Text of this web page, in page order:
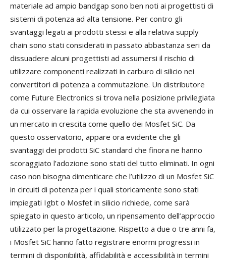
materiale ad ampio bandgap sono ben noti ai progettisti di
sistemi di potenza ad alta tensione. Per contro gli
svantaggi legati ai prodotti stessi e alla relativa supply
chain sono stati considerati in passato abbastanza seri da
dissuadere alcuni progettisti ad assumersi il rischio di
utilizzare componenti realizzati in carburo di silicio nei
convertitori di potenza a commutazione. Un distributore
come Future Electronics si trova nella posizione privilegiata
da cui osservare la rapida evoluzione che sta avvenendo in
un mercato in crescita come quello dei Mosfet SiC. Da
questo osservatorio, appare ora evidente che gli
svantaggi dei prodotti SiC standard che finora ne hanno
scoraggiato l’adozione sono stati del tutto eliminati. In ogni
caso non bisogna dimenticare che l’utilizzo di un Mosfet SiC
in circuiti di potenza per i quali storicamente sono stati
impiegati Igbt o Mosfet in silicio richiede, come sarà
spiegato in questo articolo, un ripensamento dell’approccio
utilizzato per la progettazione. Rispetto a due o tre anni fa,
i Mosfet SiC hanno fatto registrare enormi progressi in
termini di disponibilità, affidabilità e accessibilità in termini